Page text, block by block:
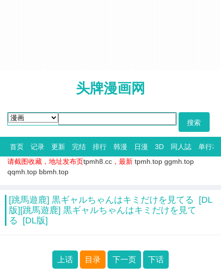
头牌漫画网
首页 记录 更新 完结 排行 韩漫 日漫 3D 同人誌
单行本
请截图收藏，地址发布页tpmh8.cc ，最新 tpmh.top ggmh.top
qqmh.top bbmh.top
[跳馬遊鹿] 黒ギャルちゃんはキミだけを見てる [DL
版][跳馬遊鹿] 黒ギャルちゃんはキミだけを見て
る [DL版]
上话 目录 下一页 下话